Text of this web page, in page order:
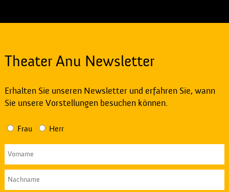
Theater Anu Newsletter
Erhalten Sie unseren Newsletter und erfahren Sie, wann
Sie unsere Vorstellungen besuchen können.
Frau Herr